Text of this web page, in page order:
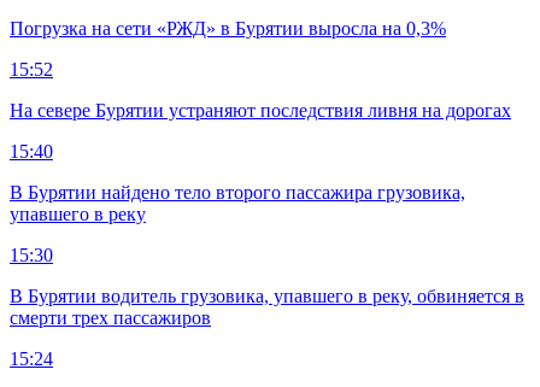
Погрузка на сети «РЖД» в Бурятии выросла на 0,3%
15:52
На севере Бурятии устраняют последствия ливня на дорогах
15:40
В Бурятии найдено тело второго пассажира грузовика,
упавшего в реку
15:30
В Бурятии водитель грузовика, упавшего в реку, обвиняется в
смерти трех пассажиров
15:24